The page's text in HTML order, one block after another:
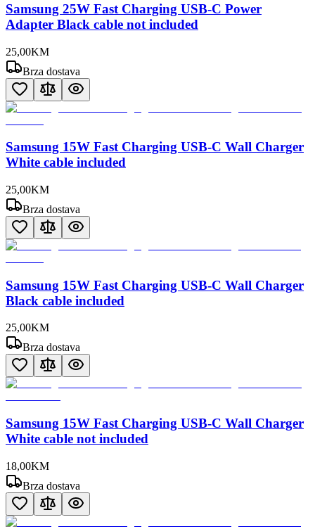
Samsung 25W Fast Charging USB-C Power
Adapter Black cable not included
25,00KM
Brza dostava
Samsung 15W Fast Charging USB-C Wall Charger
White cable included
25,00KM
Brza dostava
Samsung 15W Fast Charging USB-C Wall Charger
Black cable included
25,00KM
Brza dostava
Samsung 15W Fast Charging USB-C Wall Charger
White cable not included
18,00KM
Brza dostava